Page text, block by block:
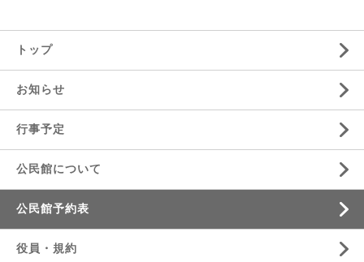
トップ
お知らせ
行事予定
公民館について
公民館予約表
役員・規約